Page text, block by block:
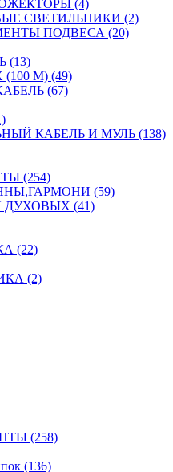
(4)
СВЕТИЛЬНИКИ (2)
ПОДВЕСА (20)
(13)
М) (49)
(67)
КАБЕЛЬ И МУЛЬ (138)
(254)
(59)
(41)
(22)
(2)
(258)
(136)